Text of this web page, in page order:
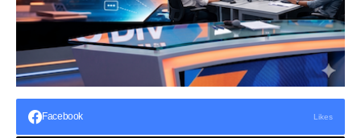
Facebook Likes